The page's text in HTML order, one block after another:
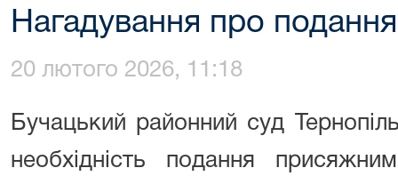
Нагадування про
20 лютого 2026, 11:18
Бучацький районний суд
необхідність подання